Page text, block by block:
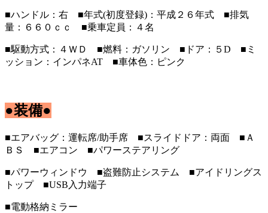
■ハンドル：右 ■年式(初度登録)：平成２６年式 ■排気
量：６６０ｃｃ ■乗車定員：４名
■駆動方式：４ＷＤ ■燃料：ガソリン ■ドア：５D ■ミ
ッション：インパネAT ■車体色：ピンク
●装備●
■エアバッグ：運転席/助手席 ■スライドドア：両面 ■Ａ
ＢＳ ■エアコン ■パワーステアリング
■パワーウィンドウ ■盗難防止システム ■アイドリングス
トップ ■USB入力端子
■電動格納ミラー